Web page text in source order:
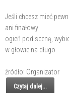
Jeśli chcesz mieć
ani finałowy
ogień pod sceną,
w głowie na długo.
źródło: Organizator
Czytaj dalej...